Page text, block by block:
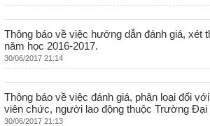
Thông báo về việc hướng dẫn đánh giá, xét
năm học 2016-2017.
30/06/2017 21:14
Thông báo về việc đánh giá, phân loại đối
viên chức, người lao động thuộc Trường
30/06/2017 21:13